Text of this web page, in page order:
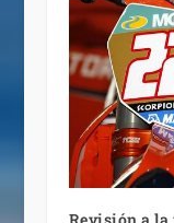
Revisión a la